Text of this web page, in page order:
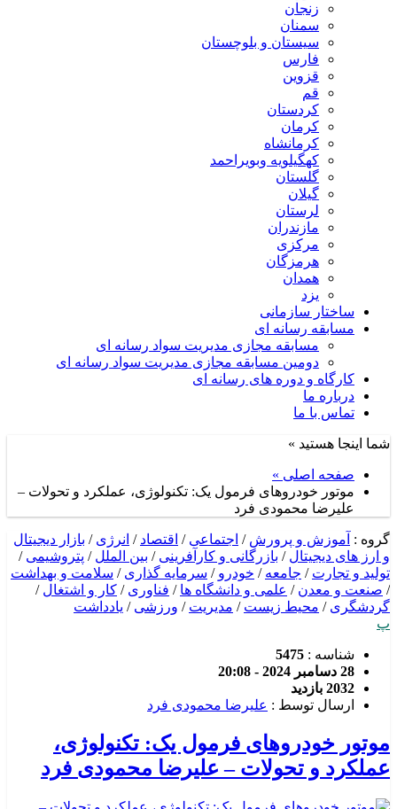
زنجان
سمنان
سیستان و بلوچستان
فارس
قزوین
قم
کردستان
کرمان
کرمانشاه
کهگیلویه وبویراحمد
گلستان
گیلان
لرستان
مازندران
مرکزی
هرمزگان
همدان
یزد
ساختار سازمانی
مسابقه رسانه ای
مسابقه مجازی مدیریت سواد رسانه ای
دومین مسابقه مجازی مدیریت سواد رسانه ای
کارگاه و دوره های رسانه ای
درباره ما
تماس با ما
شما اینجا هستید »
صفحه اصلی »
موتور خودروهای فرمول یک: تکنولوژی، عملکرد و تحولات –
علیرضا محمودی فرد
گروه : آموزش و پرورش / اجتماعی / اقتصاد / انرژی / بازار دیجیتال
و ارز های دیجیتال / بازرگانی و کارآفرینی / بین الملل / پتروشیمی /
تولید و تجارت / جامعه / خودرو / سرمایه گذاری / سلامت و بهداشت
/ صنعت و معدن / علمی و دانشگاه ها / فناوری / کار و اشتغال /
گردشگری / محیط زیست / مدیریت / ورزشی / یادداشت
پ
شناسه : 5475
28 دسامبر 2024 - 20:08
2032 بازدید
ارسال توسط : علیرضا محمودی فرد
موتور خودروهای فرمول یک: تکنولوژی،
عملکرد و تحولات – علیرضا محمودی فرد